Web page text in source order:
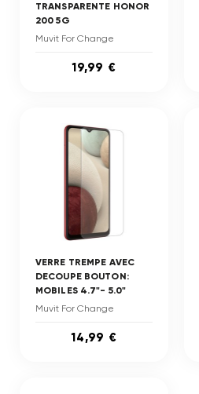
TRANSPARENTE HONOR
200 5G
Muvit For Change
19,99 €
VERRE TREMPE AVEC
DECOUPE BOUTON:
MOBILES 4.7"- 5.0"
Muvit For Change
14,99 €